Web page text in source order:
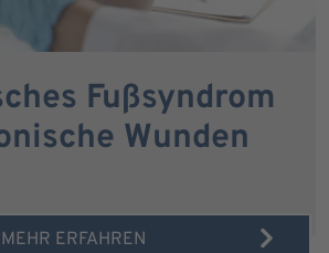
Fußsyndrom
Wunden
MEHR ERFAHREN